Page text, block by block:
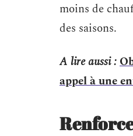
moins de
des saisons.
A lire aussi :
appel à une